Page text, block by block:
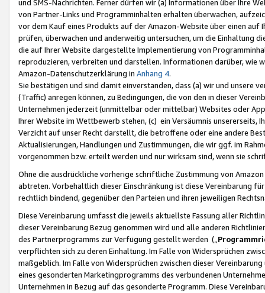
und SMS-Nachrichten. Ferner dürfen wir (a) Informationen über Ihre
von Partner-Links und Programminhalten erhalten überwachen,
vor dem Kauf eines Produkts auf der Amazon-Website über einen
prüfen, überwachen und anderweitig untersuchen, um die Einhaltung
die auf Ihrer Website dargestellte Implementierung von
reproduzieren, verbreiten und darstellen. Informationen darüber, wie
Amazon-Datenschutzerklärung in Anhang 4.
Sie bestätigen und sind damit einverstanden, dass (a) wir und
(Traffic) anregen können, zu Bedingungen, die von den in dieser
Unternehmen jederzeit (unmittelbar oder mittelbar) Websites oder
Ihrer Website im Wettbewerb stehen, (c) ein Versäumnis unsererseits,
Verzicht auf unser Recht darstellt, die betroffene oder eine andere
Aktualisierungen, Handlungen und Zustimmungen, die wir ggf. im
vorgenommen bzw. erteilt werden und nur wirksam sind, wenn sie
Ohne die ausdrückliche vorherige schriftliche Zustimmung von
abtreten. Vorbehaltlich dieser Einschränkung ist diese Vereinbarung
rechtlich bindend, gegenüber den Parteien und ihren jeweiligen
Diese Vereinbarung umfasst die jeweils aktuellste Fassung aller
dieser Vereinbarung Bezug genommen wird und alle anderen
des Partnerprogramms zur Verfügung gestellt werden („
verpflichten sich zu deren Einhaltung. Im Falle von Widersprüchen
maßgeblich. Im Falle von Widersprüchen zwischen dieser
eines gesonderten Marketingprogramms des verbundenen
Unternehmen in Bezug auf das gesonderte Programm. Diese